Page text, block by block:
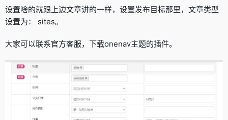
设置啥的就跟上边文章讲的一样，设置发布目标那里，文章类型
设置为： sites。
大家可以联系官方客服，下载onenav主题的插件。